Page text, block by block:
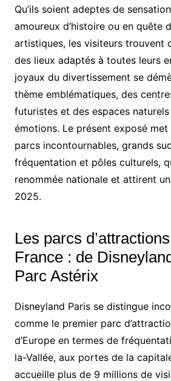
Qu’ils soient adeptes de
amoureux d’histoire ou en quête
artistiques, les visiteurs trouvent
des lieux adaptés à toutes leurs
joyaux du divertissement se
thème emblématiques, des
futuristes et des espaces
émotions. Le présent exposé met
parcs incontournables, grands
fréquentation et pôles culturels,
renommée nationale et attirent
2025.
Les parcs
France : de
Parc Astérix
Disneyland Paris se distingue
comme le premier parc
d’Europe en termes de
la-Vallée, aux portes de la
accueille plus de 9 millions de